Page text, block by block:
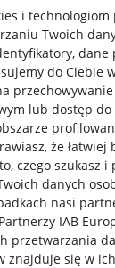
i technologiom
Twoich
dane
do Ciebie
lub dostęp
że łatwiej
czego szukasz i
danych
nasi
IAB
przetwarzania
znajduje się w